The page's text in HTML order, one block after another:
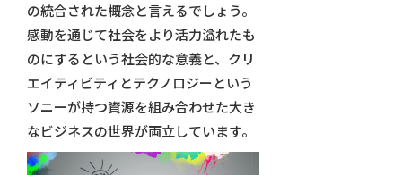
の統合された概念と言えるでしょう。
感動を通じて社会をより活力溢れたも
のにするという社会的な意義と、クリ
エイティビティとテクノロジーという
ソニーが持つ資源を組み合わせた大き
なビジネスの世界が両立しています。